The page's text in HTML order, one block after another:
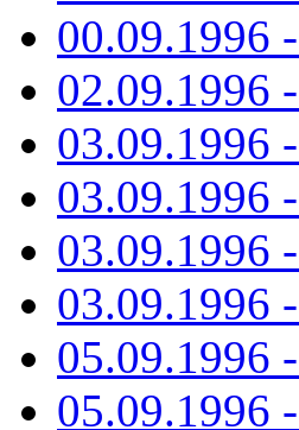
00.09.1996
02.09.1996
03.09.1996
03.09.1996
03.09.1996
03.09.1996
05.09.1996
05.09.1996